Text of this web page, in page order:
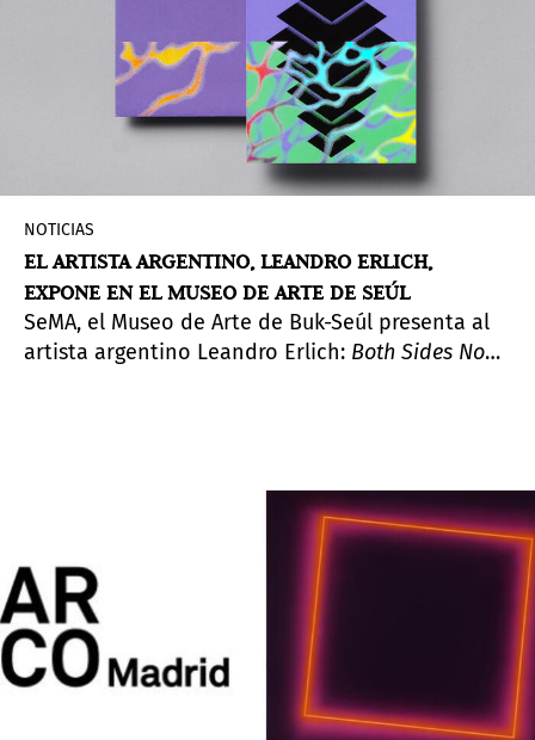
NOTICIAS
EL ARTISTA ARGENTINO, LEANDRO ERLICH,
EXPONE EN EL MUSEO DE ARTE DE SEÚL
SeMA, el Museo de Arte de Buk-Seúl presenta al
artista argentino Leandro Erlich: Both Sides Now